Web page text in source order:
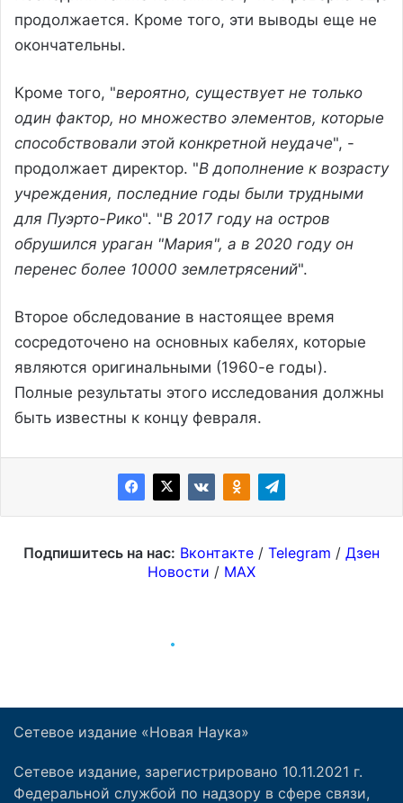
Сетевое издание «Новая Наука»
Сетевое издание, зарегистрировано 10.11.2021 г.
Федеральной службой по надзору в сфере связи,